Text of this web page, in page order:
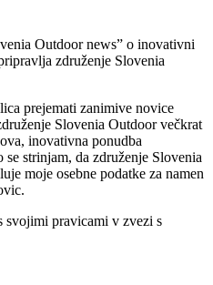
Outdoor news” o inovativni
združenje Slovenia
prejemati zanimive novice
Slovenia Outdoor večkrat
inovativna ponudba
strinjam, da združenje Slovenia
moje osebne podatke za namen
svojimi pravicami v zvezi s